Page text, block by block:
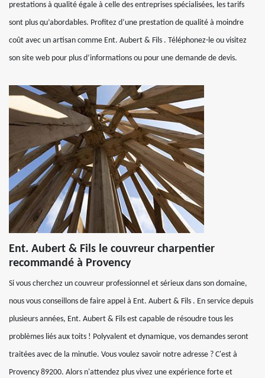
prestations à qualité égale à celle des entreprises spécialisées, les tarifs
sont plus qu’abordables. Profitez d’une prestation de qualité à moindre
coût avec un artisan comme Ent. Aubert & Fils . Téléphonez-le ou visitez
son site web pour plus d’informations ou pour une demande de devis.
Ent. Aubert & Fils le couvreur charpentier
recommandé à Provency
Si vous cherchez un couvreur professionnel et sérieux dans son domaine,
nous vous conseillons de faire appel à Ent. Aubert & Fils . En service depuis
plusieurs années, Ent. Aubert & Fils est capable de résoudre tous les
problèmes liés aux toits ! Polyvalent et dynamique, vos demandes seront
traitées avec de la minutie. Vous voulez savoir notre adresse ? C'est à
Provency 89200. Alors n'attendez plus vivez une expérience forte et